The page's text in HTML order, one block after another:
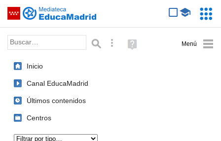
Saltar navegación
Palabra o frase: Búsqueda avanzada
Ayuda
(en
Inicio
Canal EducaMadrid
Últimos contenidos
Centros